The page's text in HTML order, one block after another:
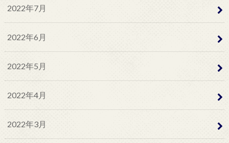
2022年7月
2022年6月
2022年5月
2022年4月
2022年3月